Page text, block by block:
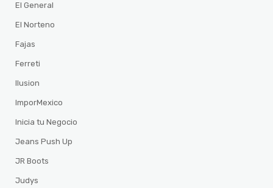
El General
El Norteno
Fajas
Ferreti
Ilusion
ImporMexico
Inicia tu Negocio
Jeans Push Up
JR Boots
Judys